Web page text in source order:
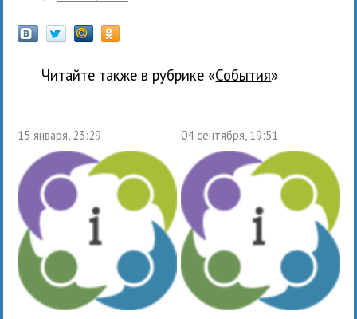
Читайте также в рубрике « события»
15 января, 23:29 04 сентября, 19:51